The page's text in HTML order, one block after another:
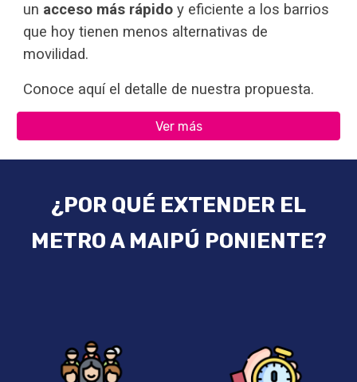
un acceso más rápido y eficiente a los barrios
que hoy tienen menos alternativas de
movilidad.
Conoce aquí el detalle de nuestra propuesta.
Ver más
¿POR QUÉ EXTENDER EL
METRO A MAIPÚ PONIENTE?